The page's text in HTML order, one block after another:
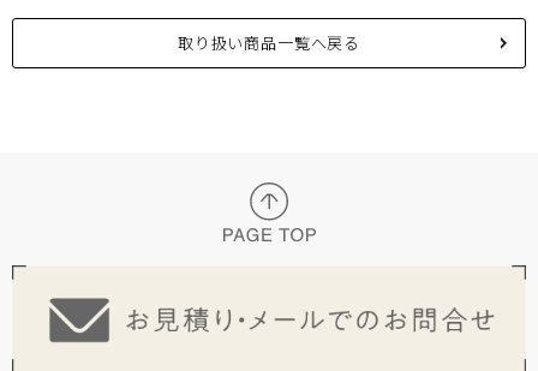
取り扱い商品一覧へ戻る